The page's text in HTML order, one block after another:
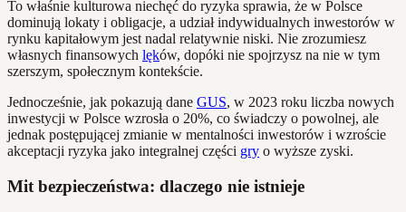
To właśnie kulturowa niechęć do ryzyka sprawia, że w Polsce
dominują lokaty i obligacje, a udział indywidualnych inwestorów w
rynku kapitałowym jest nadal relatywnie niski. Nie zrozumiesz
własnych finansowych lęków, dopóki nie spojrzysz na nie w tym
szerszym, społecznym kontekście.
Jednocześnie, jak pokazują dane GUS, w 2023 roku liczba nowych
inwestycji w Polsce wzrosła o 20%, co świadczy o powolnej, ale
jednak postępującej zmianie w mentalności inwestorów i wzroście
akceptacji ryzyka jako integralnej części gry o wyższe zyski.
Mit bezpieczeństwa: dlaczego nie istnieje